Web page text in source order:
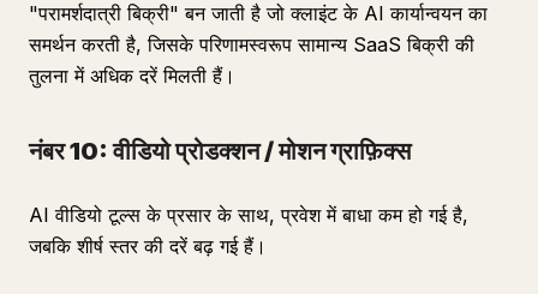
"परामर्शदात्री बिक्री" बन जाती है जो क्लाइंट के AI कार्यान्वयन का
समर्थन करती है, जिसके परिणामस्वरूप सामान्य SaaS बिक्री की
तुलना में अधिक दरें मिलती हैं।
नंबर 10: वीडियो प्रोडक्शन / मोशन ग्राफ़िक्स
AI वीडियो टूल्स के प्रसार के साथ, प्रवेश में बाधा कम हो गई है,
जबकि शीर्ष स्तर की दरें बढ़ गई हैं।